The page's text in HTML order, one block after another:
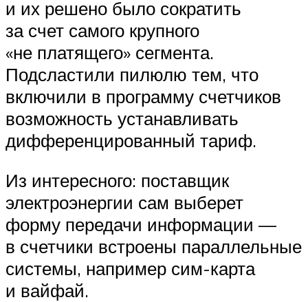
и их решено было сократить
за счет самого крупного
«не платящего» сегмента.
Подсластили пилюлю тем, что
включили в программу счетчиков
возможность устанавливать
дифференцированный тариф.
Из интересного: поставщик
электроэнергии сам выберет
форму передачи информации —
в счетчики встроены параллельные
системы, например сим-карта
и вайфай.